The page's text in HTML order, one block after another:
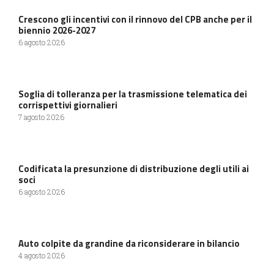
Crescono gli incentivi con il rinnovo del CPB anche per il
biennio 2026-2027
6 agosto 2026
Soglia di tolleranza per la trasmissione telematica dei
corrispettivi giornalieri
7 agosto 2026
Codificata la presunzione di distribuzione degli utili ai
soci
6 agosto 2026
Auto colpite da grandine da riconsiderare in bilancio
4 agosto 2026